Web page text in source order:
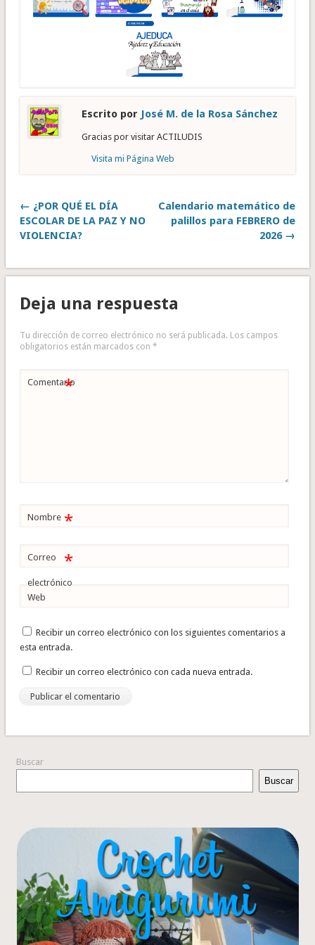
Escrito por José M. de la Rosa Sánchez
Gracias por visitar ACTILUDIS
Visita mi Página Web
← ¿POR QUÉ EL DÍA
ESCOLAR DE LA PAZ Y NO
VIOLENCIA?
Calendario matemático de
palillos para FEBRERO de
2026 →
Deja una respuesta
Tu dirección de correo electrónico no será publicada. Los campos
obligatorios están marcados con *
Comentario
*
Nombre *
Correo
electrónico
*
Web
Recibir un correo electrónico con los siguientes comentarios a
esta entrada.
Recibir un correo electrónico con cada nueva entrada.
Buscar
Buscar